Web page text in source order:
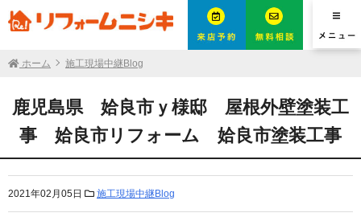
ホーム 施工現場中継Blog
鹿児島県 姶良市ｙ様邸 屋根外壁塗装工
事 姶良市リフォーム 姶良市塗装工事
2021年02月05日 施工現場中継Blog